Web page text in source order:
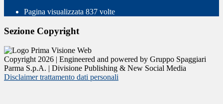
Pagina visualizzata 837 volte
Sezione Copyright
Copyright 2026 | Engineered and powered by Gruppo Spaggiari
Parma S.p.A. | Divisione Publishing & New Social Media
Disclaimer trattamento dati personali